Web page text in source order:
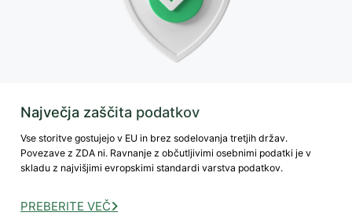
Največja zaščita podatkov
Vse storitve gostujejo v EU in brez sodelovanja tretjih držav.
Povezave z ZDA ni. Ravnanje z občutljivimi osebnimi podatki je v
skladu z najvišjimi evropskimi standardi varstva podatkov.
PREBERITE VEČ